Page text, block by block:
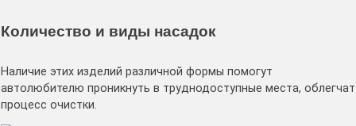
Количество и виды насадок
Наличие этих изделий различной формы помогут
автолюбителю проникнуть в труднодоступные места, облегчат
процесс очистки.